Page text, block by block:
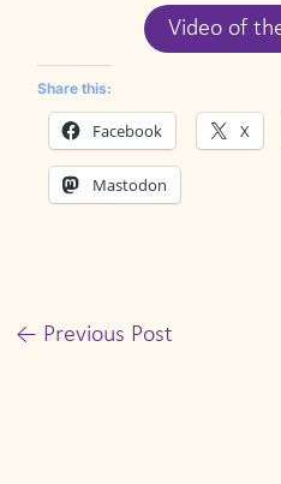
Video of
Share this:
Facebook X
Mastodon
← Previous Post